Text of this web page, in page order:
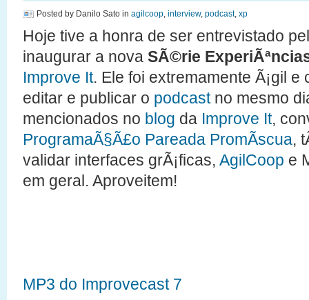
Posted by Danilo Sato in agilcoop, interview, podcast, xp
Hoje tive a honra de ser entrevistado
inaugurar a nova SÃ©rie
Improve It. Ele foi extremamente Ã¡gil
editar e publicar o podcastno mesmo
mencionados no blog da Improve It,
ProgramaÃ§Ã£o Pareada PromÃ­scua,
validar interfaces grÃ¡ficas, AgilCoop e
em geral. Aproveitem!
MP3 do Improvecast 7